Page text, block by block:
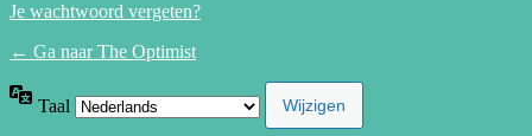
Je wachtwoord vergeten?
← Ga naar The Optimist
Taal